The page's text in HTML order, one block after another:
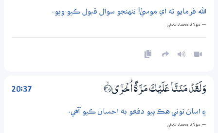
الله فرمايو ته اي موسيٰ! تنهنجو سوال قبول ڪيو ويو.
— مولانا محمد مدني
20:37 وَلَقَدْ مَنَنَّا عَلَيْكَ مَرَّةً اُخْرٰٓى ؀ۙ37
۽ اسان توتي هڪ ٻيو دفعو به احسان ڪيو آهي.
— مولانا محمد مدني